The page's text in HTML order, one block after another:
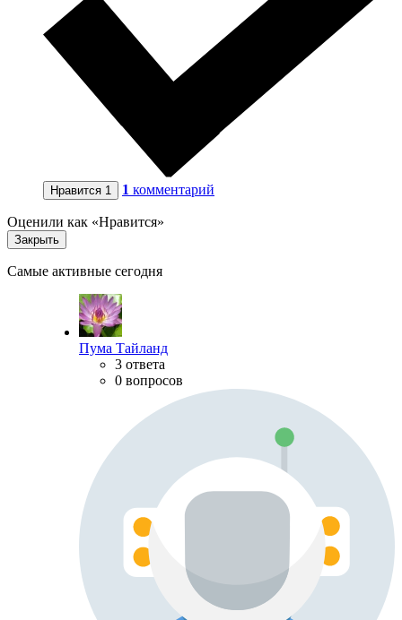
Нравится 1 1 комментарий
Оценили как «Нравится»
Закрыть
Самые активные сегодня
Пума Тайланд
3 ответа
0 вопросов